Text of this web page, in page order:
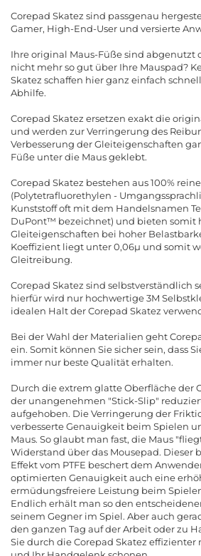
Corepad Skatez sind passgenau
Gamer, High-End-User und versierte
Ihre original Maus-Füße sind abgenutzt
nicht mehr so gut über Ihre Mauspad?
Skatez schaffen hier ganz einfach
Abhilfe.
Corepad Skatez ersetzen exakt die
und werden zur Verringerung des
Verbesserung der Gleiteigenschaften
Füße unter die Maus geklebt.
Corepad Skatez bestehen aus 100%
(Polytetrafluorethylen -
Kunststoff oft mit dem Handelsnamen
DuPont™ bezeichnet) und bieten somit
Gleiteigenschaften bei hoher
Koeffizient liegt unter 0,06µ und somit
Gleitreibung.
Corepad Skatez sind selbstverständlich
hierfür wird nur hochwertige 3M
idealen Halt der Corepad Skatez
Bei der Wahl der Materialien geht
ein. Somit können Sie sicher sein, dass
immer nur beste Qualität erhalten.
Durch die extrem glatte Oberfläche der
der unangenehmen "Stick-Slip"
aufgehoben. Die Verringerung der
verbesserte Genauigkeit beim Spielen
Maus. So glaubt man fast, die Maus
Widerstand über das Mousepad. Dieser
Effekt vom PTFE beschert dem
optimierten Genauigkeit auch eine
ermüdungsfreiere Leistung beim
Endlich erhält man so den
seinem Gegner im Spiel. Aber auch
den ganzen Tag auf der Arbeit oder zu
Sie durch die Corepad Skatez effizienter